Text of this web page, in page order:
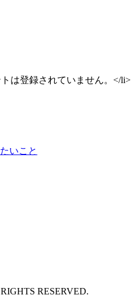
は登録されていません。</li>
いこと
RESERVED.